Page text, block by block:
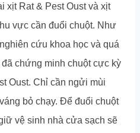
xịt Rat & Pest Oust và xịt
vực cần đuổi chuột. Như
cứu khoa học và quá
chứng minh chuột cực kỳ
Oust. Chỉ cần ngửi mùi
bỏ chạy. Để đuổi chuột
vệ sinh nhà cửa sạch sẽ